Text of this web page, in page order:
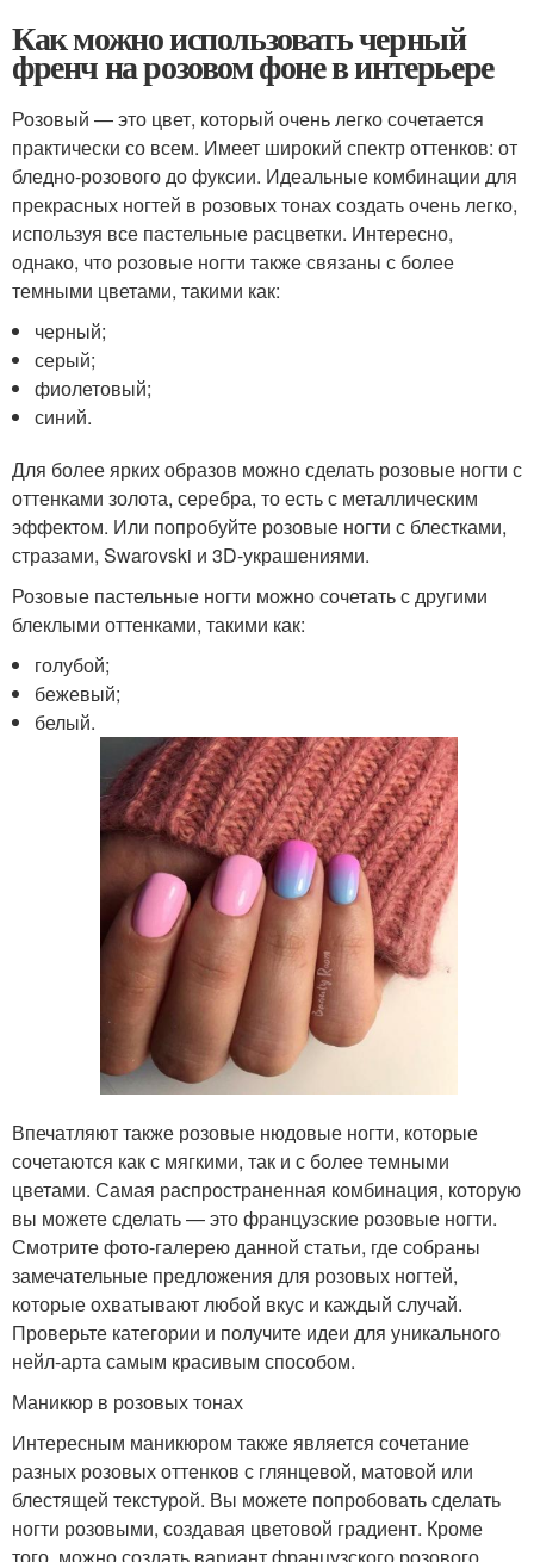
Как можно использовать черный
френч на розовом фоне в интерьере
Розовый — это цвет, который очень легко сочетается
практически со всем. Имеет широкий спектр оттенков: от
бледно-розового до фуксии. Идеальные комбинации для
прекрасных ногтей в розовых тонах создать очень легко,
используя все пастельные расцветки. Интересно,
однако, что розовые ногти также связаны с более
темными цветами, такими как:
черный;
серый;
фиолетовый;
синий.
Для более ярких образов можно сделать розовые ногти с
оттенками золота, серебра, то есть с металлическим
эффектом. Или попробуйте розовые ногти с блестками,
стразами, Swarovski и 3D-украшениями.
Розовые пастельные ногти можно сочетать с другими
блеклыми оттенками, такими как:
голубой;
бежевый;
белый.
Впечатляют также розовые нюдовые ногти, которые
сочетаются как с мягкими, так и с более темными
цветами. Самая распространенная комбинация, которую
вы можете сделать — это французские розовые ногти.
Смотрите фото-галерею данной статьи, где собраны
замечательные предложения для розовых ногтей,
которые охватывают любой вкус и каждый случай.
Проверьте категории и получите идеи для уникального
нейл-арта самым красивым способом.
Маникюр в розовых тонах
Интересным маникюром также является сочетание
разных розовых оттенков с глянцевой, матовой или
блестящей текстурой. Вы можете попробовать сделать
ногти розовыми, создавая цветовой градиент. Кроме